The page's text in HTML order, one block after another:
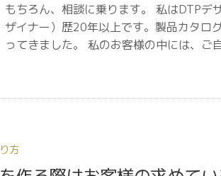
もちろん、相談に乗ります。 私はDTPデ
ザイナー）歴20年以上です。製品カタロ
ってきました。 私のお客様の中には、ご
方